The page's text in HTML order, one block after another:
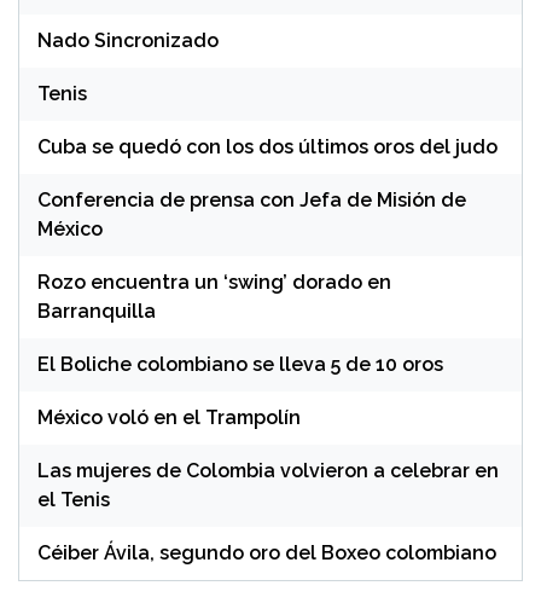
Nado Sincronizado
Tenis
Cuba se quedó con los dos últimos oros del judo
Conferencia de prensa con Jefa de Misión de
México
Rozo encuentra un ‘swing’ dorado en
Barranquilla
El Boliche colombiano se lleva 5 de 10 oros
México voló en el Trampolín
Las mujeres de Colombia volvieron a celebrar en
el Tenis
Céiber Ávila, segundo oro del Boxeo colombiano